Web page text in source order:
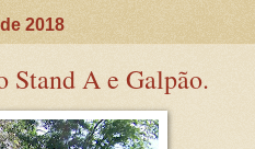
2018
Stand A e Galpão.